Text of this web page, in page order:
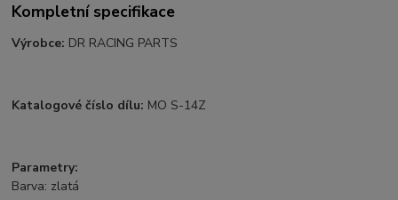
Kompletní specifikace
Výrobce: DR RACING PARTS
Katalogové číslo dílu: MO S-14Z
Parametry:
Barva: zlatá